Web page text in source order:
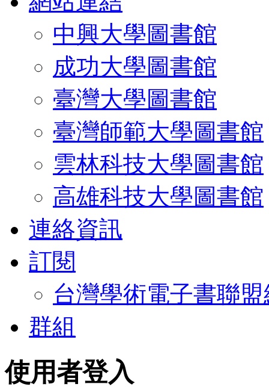
中興大學圖書館
成功大學圖書館
臺灣大學圖書館
臺灣師範大學圖書館
雲林科技大學圖書館
高雄科技大學圖書館
連絡資訊
訂閱
台灣學術電子書聯
群組
使用者登入